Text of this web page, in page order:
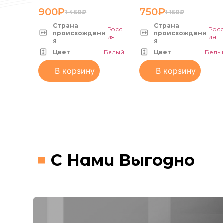
1 450₽
900₽
Страна
происхождени
я
Росс
ия
Цвет Белый
В корзину
1 150₽
750₽
Страна
происхождени
я
Росс
ия
Цвет
В корзину
С Нами Выгодно